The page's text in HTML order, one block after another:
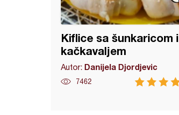
Kiflice sa šunkaricom i
kačkavaljem
Autor: Danijela Djordjevic
7462